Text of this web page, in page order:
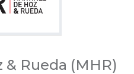
Rueda (MHR)